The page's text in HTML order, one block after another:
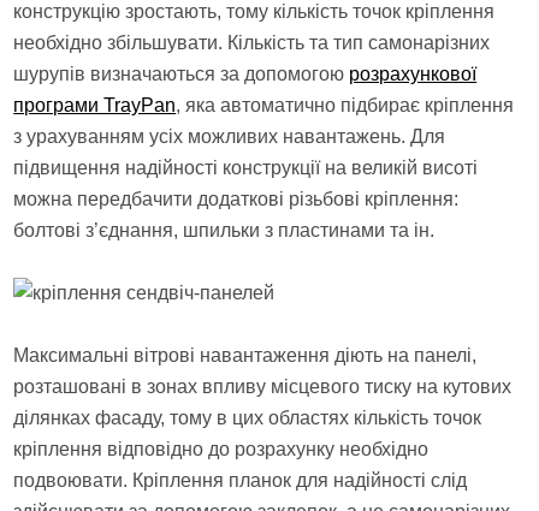
конструкцію зростають, тому кількість точок кріплення
необхідно збільшувати. Кількість та тип самонарізних
шурупів визначаються за допомогою розрахункової
програми TrayPan, яка автоматично підбирає кріплення
з урахуванням усіх можливих навантажень. Для
підвищення надійності конструкції на великій висоті
можна передбачити додаткові різьбові кріплення:
болтові з’єднання, шпильки з пластинами та ін.
Максимальні вітрові навантаження діють на панелі,
розташовані в зонах впливу місцевого тиску на кутових
ділянках фасаду, тому в цих областях кількість точок
кріплення відповідно до розрахунку необхідно
подвоювати. Кріплення планок для надійності слід